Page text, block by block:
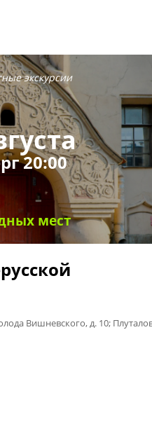
экскурсии
20:00
мест
Вишневского, д. 10;